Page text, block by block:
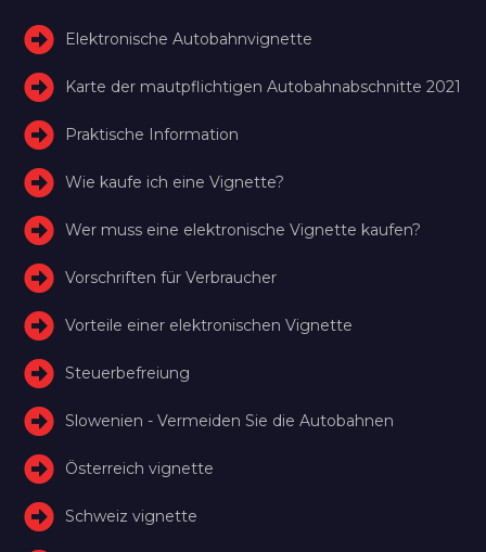
Elektronische Autobahnvignette
Karte der mautpflichtigen Autobahnabschnitte 2021
Praktische Information
Wie kaufe ich eine Vignette?
Wer muss eine elektronische Vignette kaufen?
Vorschriften für Verbraucher
Vorteile einer elektronischen Vignette
Steuerbefreiung
Slowenien - Vermeiden Sie die Autobahnen
Österreich vignette
Schweiz vignette